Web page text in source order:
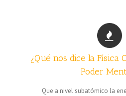
¿Qué nos dice la Física
Poder
Que a nivel subatómico la